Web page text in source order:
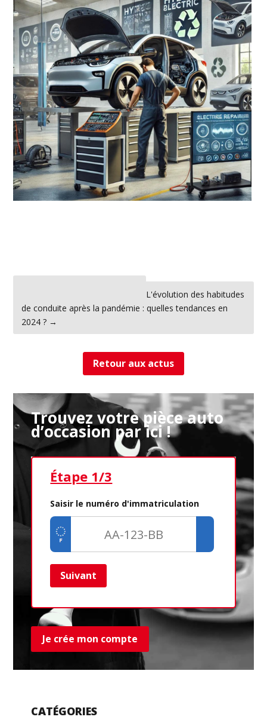
L'évolution des habitudes
de conduite après la pandémie : quelles tendances en
2024 ? →
Retour aux actus
Trouvez votre pièce auto
d’occasion par ici !
Étape 1/3
Saisir le numéro d'immatriculation
Suivant
Je crée mon compte
CATÉGORIES